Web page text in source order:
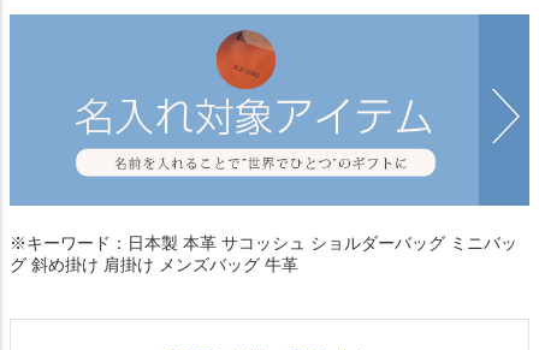
※キーワード：日本製 本革 サコッシュ ショルダーバッグ ミニバッ
グ 斜め掛け 肩掛け メンズバッグ 牛革